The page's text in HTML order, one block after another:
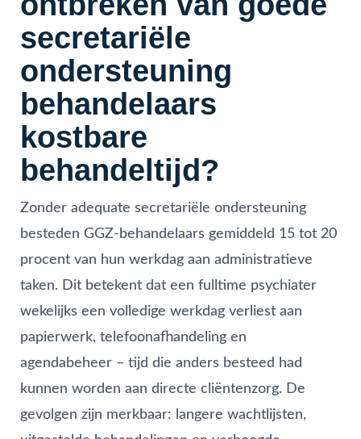
secretariële
ondersteuning
behandelaars
kostbare
behandeltijd?
Zonder adequate secretariële ondersteuning
besteden GGZ-behandelaars gemiddeld 15 tot 20
procent van hun werkdag aan administratieve
taken. Dit betekent dat een fulltime psychiater
wekelijks een volledige werkdag verliest aan
papierwerk, telefoonafhandeling en
agendabeheer – tijd die anders besteed had
kunnen worden aan directe cliëntenzorg. De
gevolgen zijn merkbaar: langere wachtlijsten,